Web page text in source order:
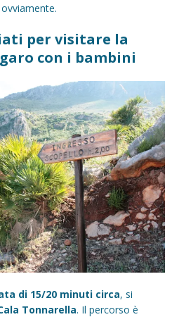
per visitare la
con i bambini
di 15/20 minuti circa, si
Tonnarella. Il percorso è